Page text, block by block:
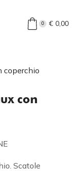
0 €0,00
Con Coperchio (10
con
Scatole